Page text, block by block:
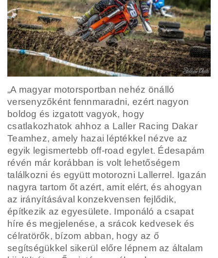
„A magyar motorsportban nehéz önálló
versenyzőként fennmaradni, ezért nagyon
boldog és izgatott vagyok, hogy
csatlakozhatok ahhoz a Laller Racing Dakar
Teamhez, amely hazai léptékkel nézve az
egyik legismertebb off-road egylet. Édesapám
révén már korábban is volt lehetőségem
találkozni és együtt motorozni Lallerrel. Igazán
nagyra tartom őt azért, amit elért, és ahogyan
az irányításával konzekvensen fejlődik,
építkezik az egyesülete. Imponáló a csapat
híre és megjelenése, a srácok kedvesek és
célratörők, bízom abban, hogy az ő
segítségükkel sikerül előre lépnem az általam